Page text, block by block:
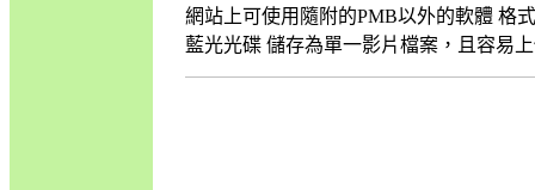
網站上可使用隨附的PMB以外的軟體 格
藍光光碟 儲存為單一影片檔案，且容易